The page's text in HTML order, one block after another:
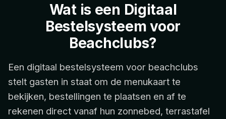
Wat is een Digitaal
Bestelsysteem voor
Beachclubs?
Een digitaal bestelsysteem voor beachclubs
stelt gasten in staat om de menukaart te
bekijken, bestellingen te plaatsen en af te
rekenen direct vanaf hun zonnebed, terrastafel